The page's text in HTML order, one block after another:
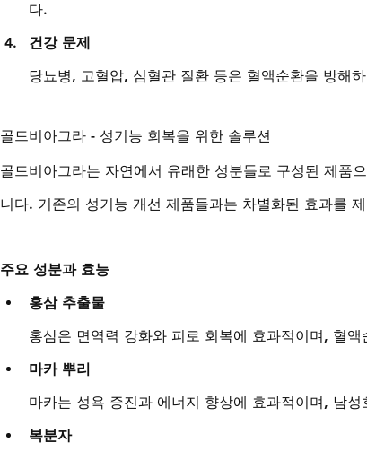
다.
건강 문제
당뇨병, 고혈압, 심혈관 질환 등은 혈액순환을 방해
골드비아그라 - 성기능 회복을 위한 솔루션
골드비아그라는 자연에서 유래한 성분들로 구성된 제품
니다. 기존의 성기능 개선 제품들과는 차별화된 효과를
주요 성분과 효능
홍삼 추출물
홍삼은 면역력 강화와 피로 회복에 효과적이며, 혈
마카 뿌리
마카는 성욕 증진과 에너지 향상에 효과적이며, 남
복분자